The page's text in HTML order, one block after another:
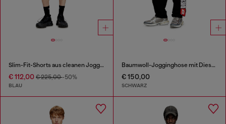
Slim-Fit-Shorts aus cleanen JoggJeans
€ 112,00 € 225,00-50%
BLAU
Baumwoll-Jogginghose mit Diesel-Aufnäher
€ 150,00
SCHWARZ